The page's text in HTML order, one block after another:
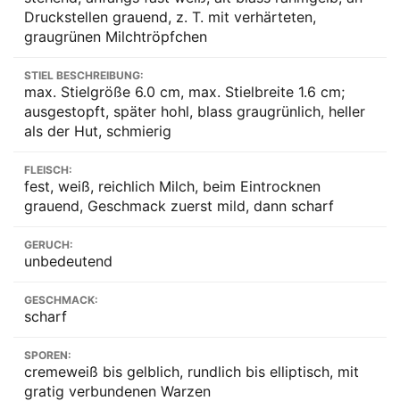
Druckstellen grauend, z. T. mit verhärteten,
graugrünen Milchtröpfchen
STIEL BESCHREIBUNG:
max. Stielgröße 6.0 cm, max. Stielbreite 1.6 cm;
ausgestopft, später hohl, blass graugrünlich, heller
als der Hut, schmierig
FLEISCH:
fest, weiß, reichlich Milch, beim Eintrocknen
grauend, Geschmack zuerst mild, dann scharf
GERUCH:
unbedeutend
GESCHMACK:
scharf
SPOREN:
cremeweiß bis gelblich, rundlich bis elliptisch, mit
gratig verbundenen Warzen